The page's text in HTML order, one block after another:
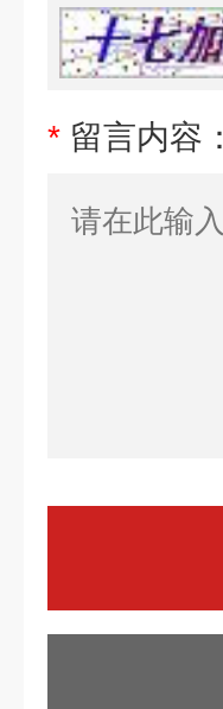
* 留言内容：